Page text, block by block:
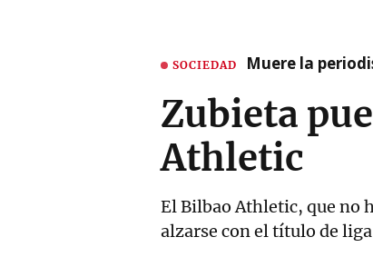
SOCIEDAD Muere la
Zubieta
Athletic
El Bilbao Athletic, que no
alzarse con el título de liga